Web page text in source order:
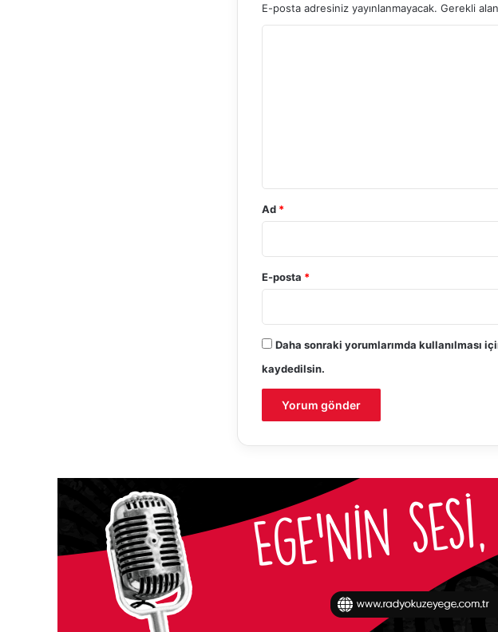
E-posta adresiniz yayınlanmayacak. Gerekli
Ad *
E-posta *
Daha sonraki yorumlarımda kullanılması
kaydedilsin.